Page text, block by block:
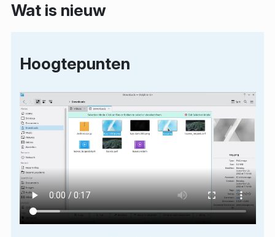
Wat is nieuw
Hoogtepunten